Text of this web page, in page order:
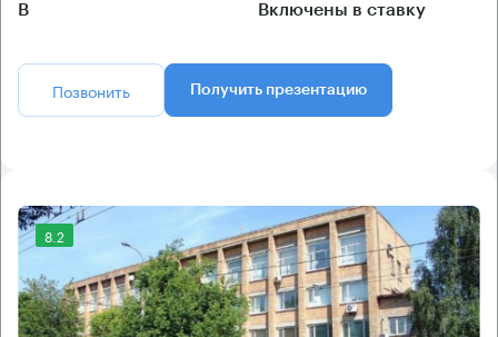
B Включены в ставку
Позвонить Получить презентацию
8.2